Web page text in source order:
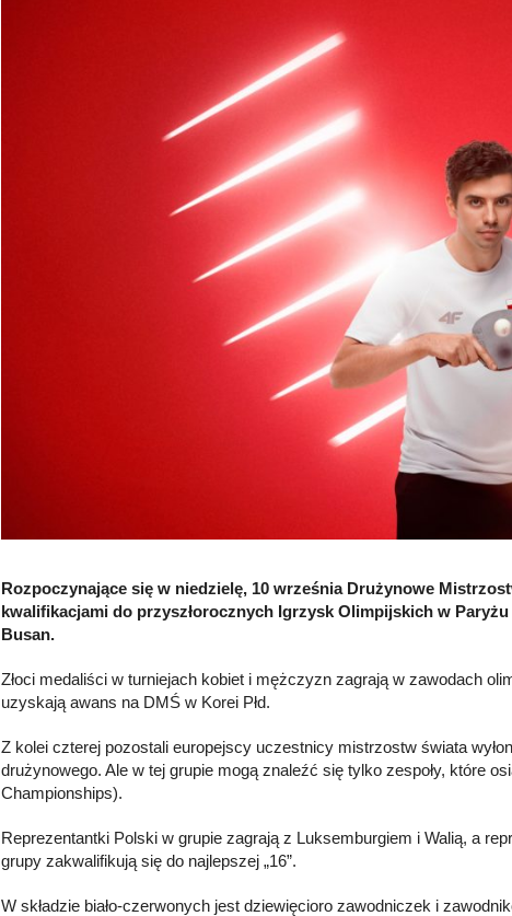
Rozpoczynające się w niedzielę, 10 września Drużynowe
kwalifikacjami do przyszłorocznych Igrzysk Olimpijskich w
Busan.
Złoci medaliści w turniejach kobiet i mężczyzn zagrają w zawodach
uzyskają awans na DMŚ w Korei Płd.
Z kolei czterej pozostali europejscy uczestnicy mistrzostw świata
drużynowego. Ale w tej grupie mogą znaleźć się tylko zespoły, które
Championships).
Reprezentantki Polski w grupie zagrają z Luksemburgiem i Walią, a
grupy zakwalifikują się do najlepszej „16”.
W składzie biało-czerwonych jest dziewięcioro zawodniczek i